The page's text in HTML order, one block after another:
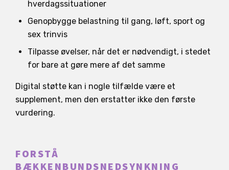
hverdagssituationer
Genopbygge belastning til gang, løft, sport og
sex trinvis
Tilpasse øvelser, når det er nødvendigt, i stedet
for bare at gøre mere af det samme
Digital støtte kan i nogle tilfælde være et
supplement, men den erstatter ikke den første
vurdering.
FORSTÅ
BÆKKENBUNDSNEDSYNKNING